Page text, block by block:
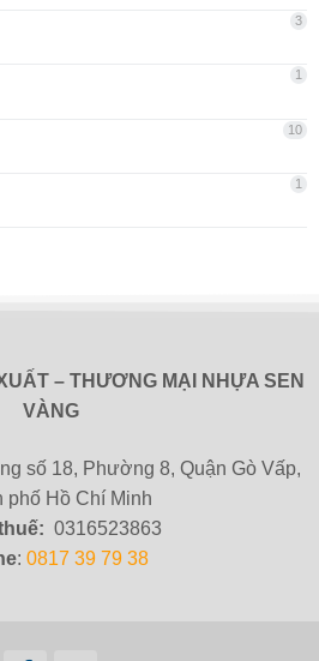
3
1
10
1
– THƯƠNG MẠI NHỰA SEN
VÀNG
số 18, Phường 8, Quận Gò Vấp,
phố Hồ Chí Minh
0316523863
: 0817 39 79 38